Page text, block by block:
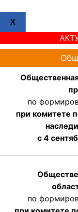
X
по
при комитете
с 4
по